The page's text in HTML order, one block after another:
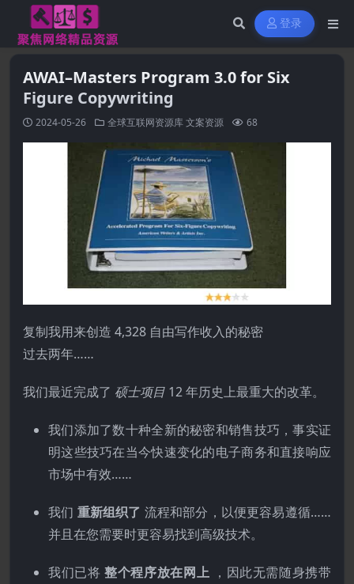
登录
AWAI–Masters Program 3.0 for Six
Figure Copywriting
2024-05-26 全球互联网资源库文案资源 68
复制我用来创造 4,328 自由写作收入的秘密
过去两年……
我们最近完成了 硕士项目 12 年历史上最重大的改革。
我们添加了数十种全新的秘密和销售技巧，事实证
明这些技巧在当今快速变化的电子商务和直接响应
市场中有效……
我们 重新组织了 流程和部分，以便更容易遵循……
并且在您需要时更容易找到高级技术。
我们已将整个程序放在网上 ，因此无需随身携带